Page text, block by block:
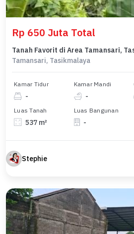
Rp 650 Juta Total
Tanah Favorit di Area Tamansari,
Tamansari, Tasikmalaya
Kamar Tidur
-
Kamar Mandi
-
Luas Tanah
537 m²
Luas Bangunan
-
Stephie